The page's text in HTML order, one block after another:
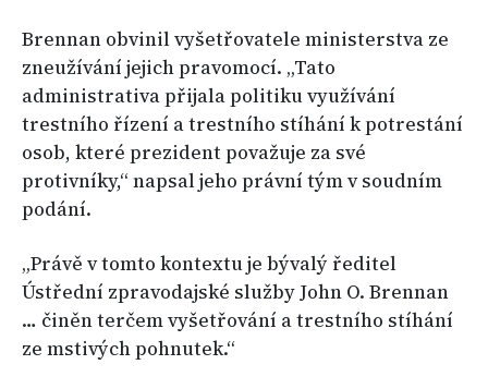
Brennan obvinil vyšetřovatele ministerstva ze
zneužívání jejich pravomocí. „Tato
administrativa přijala politiku využívání
trestního řízení a trestního stíhání k potrestání
osob, které prezident považuje za své
protivníky,“ napsal jeho právní tým v soudním
podání.
„Právě v tomto kontextu je bývalý ředitel
Ústřední zpravodajské služby John O. Brennan
… činěn terčem vyšetřování a trestního stíhání
ze mstivých pohnutek.“